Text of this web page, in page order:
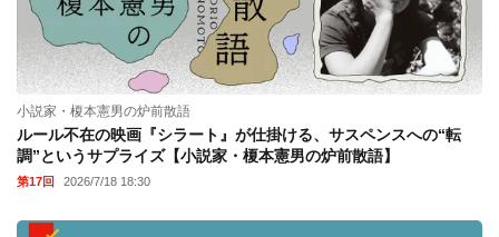
小説家・榎本憲男の炉前散語
ルール不在の映画『シラート』が仕掛ける、サスペンスへの“転
調”というサプライズ【小説家・榎本憲男の炉前散語】
第17回 2026/7/18 18:30